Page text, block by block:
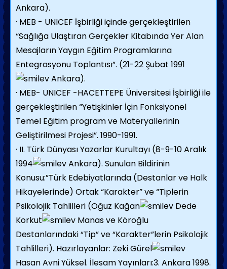
Ankara).
· MEB - UNICEF İşbirliği içinde gerçekleştirilen
“Sağlığa Ulaştıran Gerçekler Kitabında Yer Alan
Mesajların Yaygın Eğitim Programlarına
Entegrasyonu Toplantısı”. (21-22 Şubat 1991
Ankara).
· MEB- UNICEF -HACETTEPE Üniversitesi İşbirliği ile
gerçekleştirilen “Yetişkinler İçin Fonksiyonel
Temel Eğitim program ve Materyallerinin
Geliştirilmesi Projesi”. 1990-1991.
· II. Türk Dünyası Yazarlar Kurultayı (8-9-10 Aralık
1994
Ankara). Sunulan Bildirinin
Konusu:”Türk Edebiyatlarında (Destanlar ve Halk
Hikayelerinde) Ortak “Karakter” ve “Tiplerin
Psikolojik Tahlilleri (Oğuz Kağan
Dede
Korkut
Manas ve Köroğlu
Destanlarındaki “Tip” ve “Karakter”lerin Psikolojik
Tahlilleri). Hazırlayanlar: Zeki Gürel
Hasan Avni Yüksel. İlesam Yayınları:3. Ankara 1998.